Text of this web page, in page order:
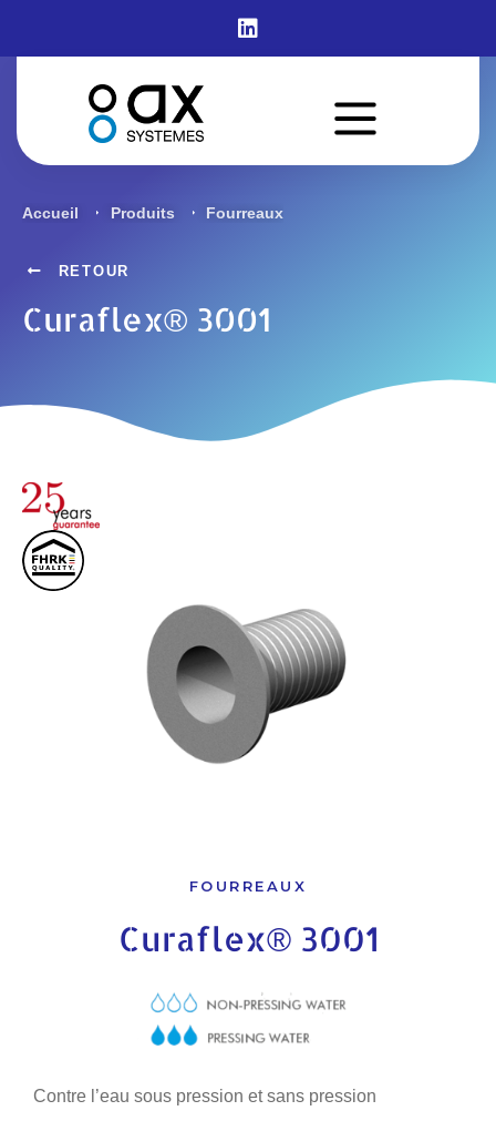
Curaflex® 3001
RETOUR
Curaflex® 3001
Accueil Produits Fourreaux
FOURREAUX
Curaflex® 3001
Contre l’eau sous pression et sans pression